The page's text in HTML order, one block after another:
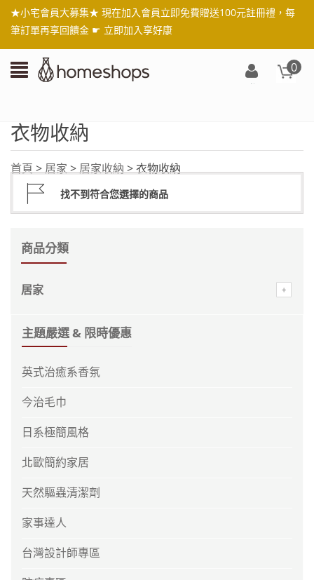
★小宅會員大募集★ 現在加入會員立即免費贈送100元註冊禮，每
筆訂單再享回饋金 ☛ 立即加入享好康
0
首頁>居家>居家收納> 衣物收納
衣物收納
找不到符合您選擇的商品
商品分類
居家
主題嚴選 & 限時優惠
英式治癒系香氛
今治毛巾
日系極簡風格
北歐簡約家居
天然驅蟲清潔劑
家事達人
台灣設計師專區